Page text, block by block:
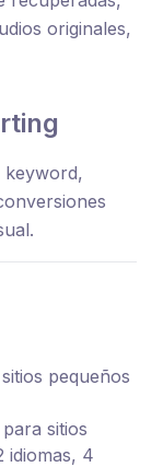
originales,
keyword,
pequeños
para sitios
idiomas, 4